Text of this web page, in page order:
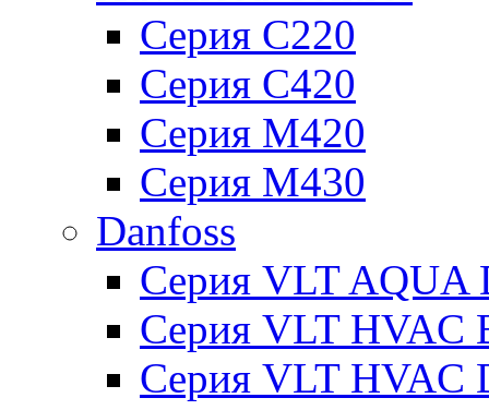
Серия C220
Серия C420
Серия M420
Серия M430
Danfoss
Серия VLT AQUA
Серия VLT HVAC
Серия VLT HVAC